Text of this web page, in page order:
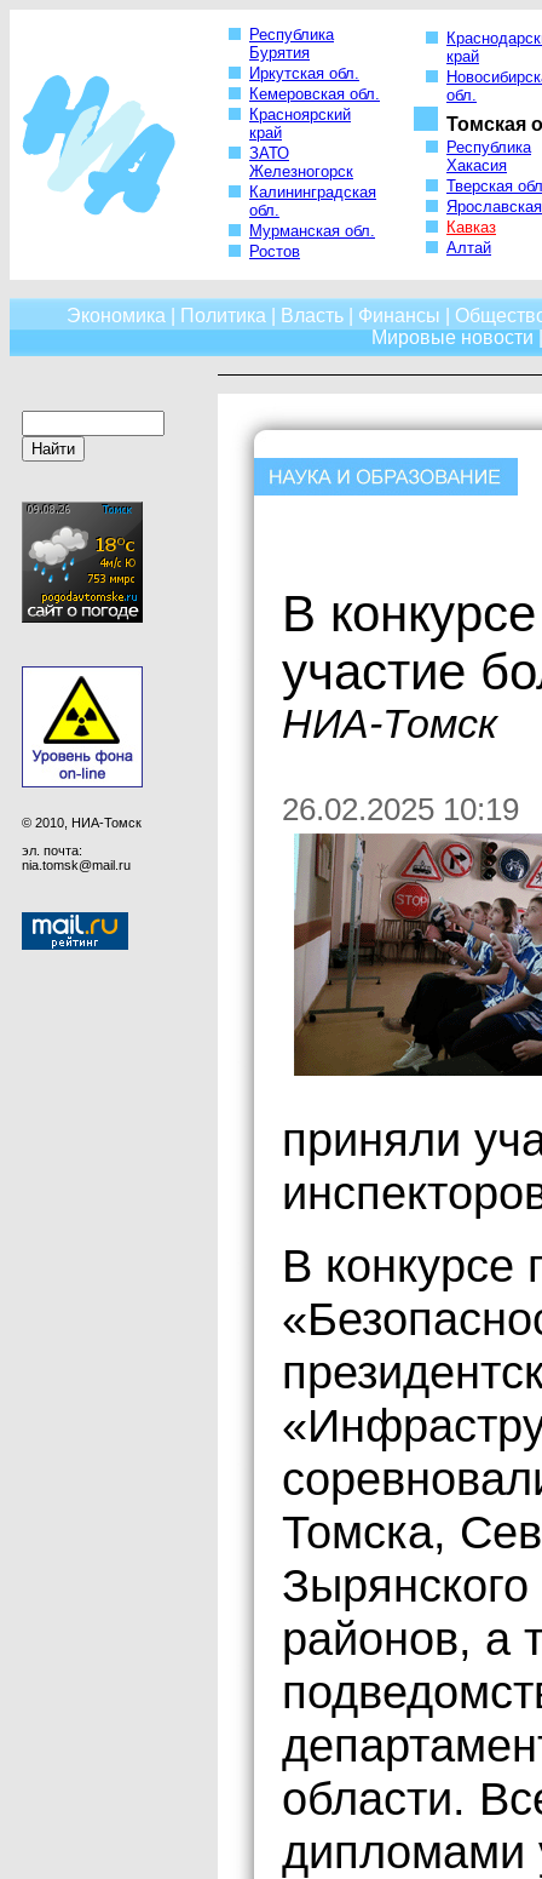
Республика
Бурятия
Иркутская обл.
Кемеровская обл.
Красноярский
край
ЗАТО
Железногорск
Калининградская
обл.
Мурманская обл.
Ростов
край
обл.
Томская
Республика
Хакасия
Тверская
Кавказ
Алтай
Экономика Политика Власть Финансы
Мировые новости
© 2010, НИА-Томск
эл. почта:
nia.tomsk@mail.ru
В
участие
НИА-Томск
26.02.2025 10:19
приняли
В конкурсе
Томска,
Зырянского
районов, а
области.
дипломами